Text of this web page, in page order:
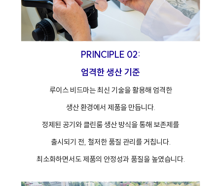
PRINCIPLE 02:
엄격한 생산 기준
루이스 비드마는 최신 기술을 활용해 엄격한
생산 환경에서 제품을 만듭니다.
정제된 공기와 클린룸 생산 방식을 통해 보존제를
출시되기 전, 철저한 품질 관리를 거칩니다.
최소화하면서도 제품의 안정성과 품질을 높였습니다.